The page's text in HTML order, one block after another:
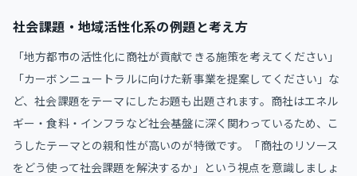
社会課題・地域活性化系の例題と考え方
「地方都市の活性化に商社が貢献できる施策を考えてください」
「カーボンニュートラルに向けた新事業を提案してください」な
ど、社会課題をテーマにしたお題も出題されます。商社はエネル
ギー・食料・インフラなど社会基盤に深く関わっているため、こ
うしたテーマとの親和性が高いのが特徴です。「商社のリソース
をどう使って社会課題を解決するか」という視点を意識しましょ